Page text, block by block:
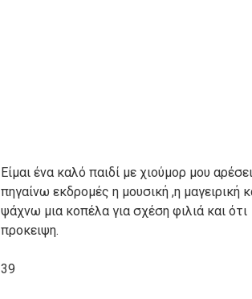
Είμαι ένα καλό παιδί με χιούμορ μου
πηγαίνω εκδρομές η μουσική ,η μαγειρική
ψάχνω μια κοπέλα για σχέση φιλιά και ότι
προκειψη.
39